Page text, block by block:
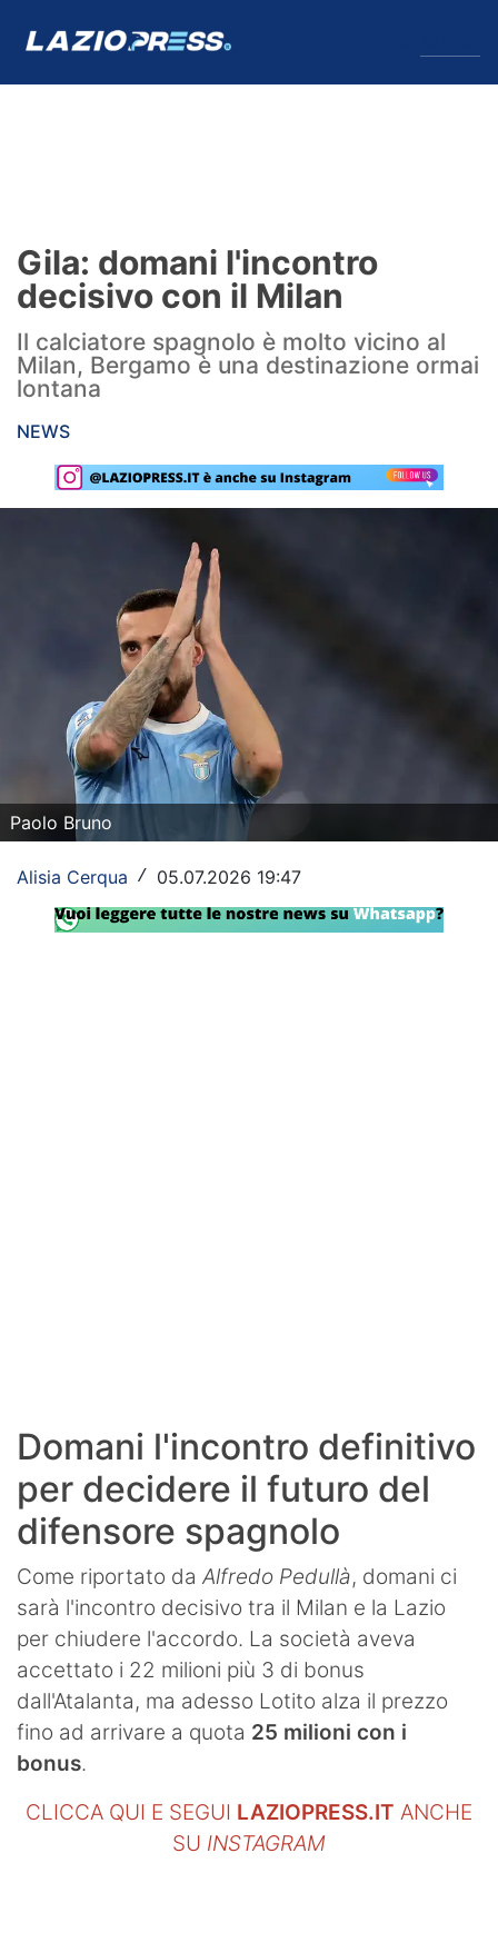
Formello
Infortuni
Primavera
Calciomercato
Lazio Women
Champions League
Europa League
Altri Sport
Formula 1
Tennis
Gila: domani l'incontro
decisivo con il Milan
Il calciatore spagnolo è molto vicino al
Milan, Bergamo è una destinazione ormai
lontana
NEWS
Paolo Bruno
Alisia Cerqua / 05.07.2026 19:47
Domani l'incontro definitivo
per decidere il futuro del
difensore spagnolo
Come riportato da Alfredo Pedullà, domani ci
sarà l'incontro decisivo tra il Milan e la Lazio
per chiudere l'accordo. La società aveva
accettato i 22 milioni più 3 di bonus
dall'Atalanta, ma adesso Lotito alza il prezzo
fino ad arrivare a quota 25 milioni con i
bonus.
CLICCA QUI E SEGUI LAZIOPRESS.IT ANCHE
SU INSTAGRAM